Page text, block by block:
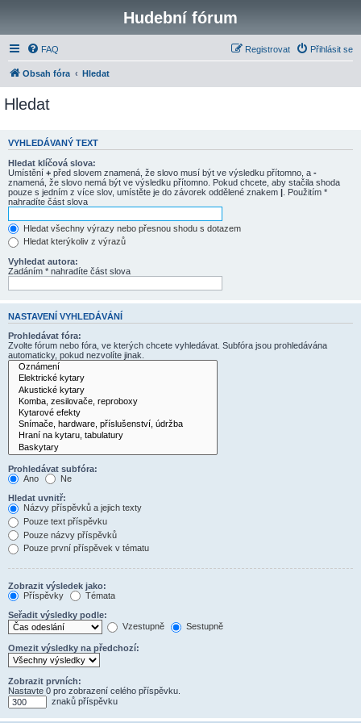
Hudební fórum
FAQ Přihlásit se
Registrovat
Obsah fóra Hledat
Hledat
VYHLEDÁVANÝ TEXT
Hledat klíčová slova:
Umístění + před slovem znamená, že slovo musí být ve výsledku přítomno, a -
znamená, že slovo nemá být ve výsledku přítomno. Pokud chcete, aby stačila shoda
pouze s jedním z více slov, umístěte je do závorek oddělené znakem | . Použitím *
nahradíte část slova
Hledat všechny výrazy nebo přesnou shodu s dotazem
Hledat kterýkoliv z výrazů
Vyhledat autora:
Zadáním * nahradíte část slova
NASTAVENÍ VYHLEDÁVÁNÍ
Prohledávat fóra:
Zvolte fórum nebo fóra, ve kterých chcete vyhledávat. Subfóra jsou prohledávána
automaticky, pokud nezvolíte jinak.
Prohledávat subfóra:
Ano
Ne
Hledat uvnitř:
Názvy příspěvků a jejich texty
Pouze text příspěvku
Pouze názvy příspěvků
Pouze první příspěvek v tématu
Zobrazit výsledek jako:
Příspěvky
Témata
Seřadit výsledky podle:
Vzestupně
Sestupně
Omezit výsledky na předchozí:
Zobrazit prvních:
Nastavte 0 pro zobrazení celého příspěvku.
znaků příspěvku